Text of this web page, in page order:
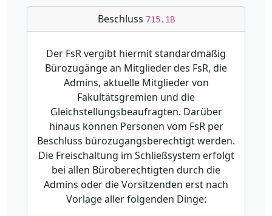
Beschluss 715.1B
Der FsR vergibt hiermit standardmäßig
Bürozugänge an Mitglieder des FsR, die
Admins, aktuelle Mitglieder von
Fakultätsgremien und die
Gleichstellungsbeaufragten. Darüber
hinaus können Personen vom FsR per
Beschluss bürozugangsberechtigt werden.
Die Freischaltung im Schließsystem erfolgt
bei allen Büroberechtigten durch die
Admins oder die Vorsitzenden erst nach
Vorlage aller folgenden Dinge: